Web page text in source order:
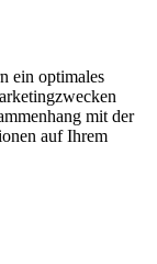
ein optimales
mit der
auf Ihrem